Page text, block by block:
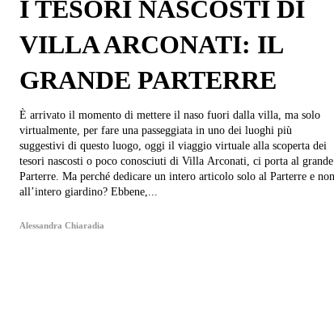
I TESORI NASCOSTI DI
VILLA ARCONATI: IL
GRANDE PARTERRE
È arrivato il momento di mettere il naso fuori dalla villa, ma solo
virtualmente, per fare una passeggiata in uno dei luoghi più
suggestivi di questo luogo, oggi il viaggio virtuale alla scoperta dei
tesori nascosti o poco conosciuti di Villa Arconati, ci porta al grande
Parterre. Ma perché dedicare un intero articolo solo al Parterre e non
all’intero giardino? Ebbene,...
Alessandra Chiaradia